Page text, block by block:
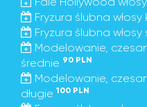
Fryzura ślubna włosy
Fryzura ślubna włosy
Modelowanie,
średnie 90 PLN
Modelowanie,
długie 100 PLN